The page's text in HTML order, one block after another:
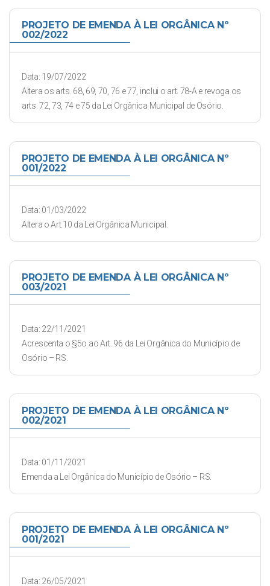
PROJETO DE EMENDA À LEI ORGÂNICA Nº
002/2022
Data: 19/07/2022
Altera os arts. 68, 69, 70, 76 e 77, inclui o art. 78-A e revoga os
arts. 72, 73, 74 e 75 da Lei Orgânica Municipal de Osório.
PROJETO DE EMENDA À LEI ORGÂNICA Nº
001/2022
Data: 01/03/2022
Altera o Art.10 da Lei Orgânica Municipal.
PROJETO DE EMENDA À LEI ORGÂNICA Nº
003/2021
Data: 22/11/2021
Acrescenta o §5o ao Art. 96 da Lei Orgânica do Município de
Osório – RS.
PROJETO DE EMENDA À LEI ORGÂNICA Nº
002/2021
Data: 01/11/2021
Emenda a Lei Orgânica do Município de Osório – RS.
PROJETO DE EMENDA À LEI ORGÂNICA Nº
001/2021
Data: 26/05/2021